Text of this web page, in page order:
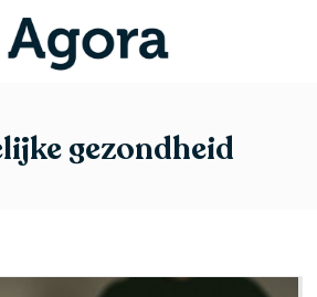
gezondheid